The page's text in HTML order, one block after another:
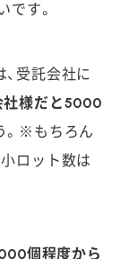
です。
受託会社に
社様だと5000
。※もちろん
ロット数は
個程度から